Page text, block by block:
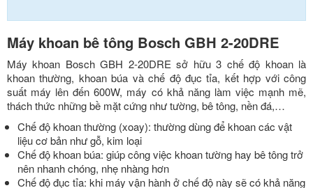
Máy khoan bê tông Bosch GBH 2-20DRE
Máy khoan Bosch GBH 2-20DRE sở hữu 3 chế độ khoan là
khoan thường, khoan búa và chế độ đục tỉa, kết hợp với công
suất máy lên đến 600W, máy có khả năng làm việc mạnh mẽ,
thách thức những bề mặt cứng như tường, bê tông, nền đá,…
Chế độ khoan thường (xoay): thường dùng để khoan các vật
liệu cơ bản như gỗ, kim loại
Chế độ khoan búa: giúp công việc khoan tường hay bê tông trở
nên nhanh chóng, nhẹ nhàng hơn
Chế độ đục tỉa: khi máy vận hành ở chế độ này sẽ có khả năng